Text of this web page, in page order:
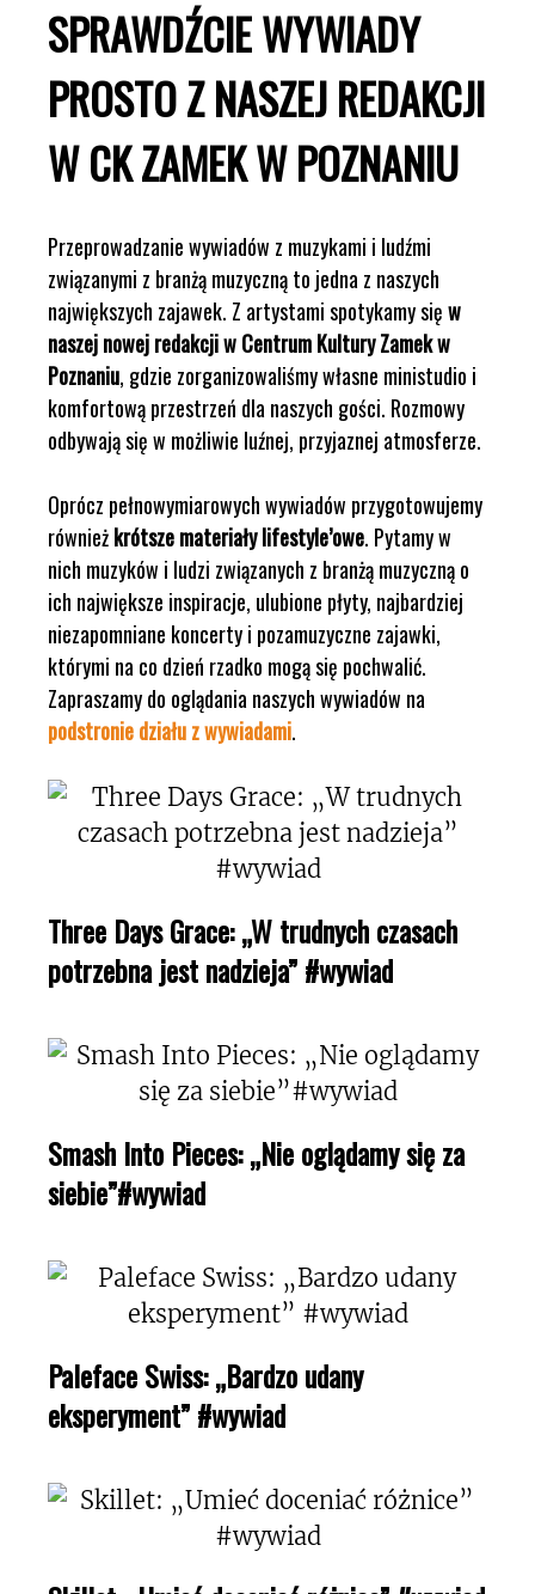
SPRAWDŹCIE WYWIADY
PROSTO Z NASZEJ REDAKCJI
W CK ZAMEK W POZNANIU
Przeprowadzanie wywiadów z muzykami i ludźmi
związanymi z branżą muzyczną to jedna z naszych
największych zajawek. Z artystami spotykamy sięw
naszej nowej redakcji w Centrum Kultury Zamek w
Poznaniu, gdzie zorganizowaliśmy własne ministudio i
komfortową przestrzeń dla naszych gości. Rozmowy
odbywają się w możliwie luźnej, przyjaznej atmosferze.
Oprócz pełnowymiarowych wywiadów przygotowujemy
równieżkrótsze materiały lifestyle’owe. Pytamy w
nich muzyków i ludzi związanych z branżą muzyczną o
ich największe inspiracje, ulubione płyty, najbardziej
niezapomniane koncerty i pozamuzyczne zajawki,
którymi na co dzień rzadko mogą się pochwalić.
Zapraszamy do oglądania naszych wywiadów na
podstronie działu z wywiadami.
Three Days Grace: „W trudnych czasach
potrzebna jest nadzieja” #wywiad
Smash Into Pieces: „Nie oglądamy się za
siebie”#wywiad
Paleface Swiss: „Bardzo udany
eksperyment” #wywiad